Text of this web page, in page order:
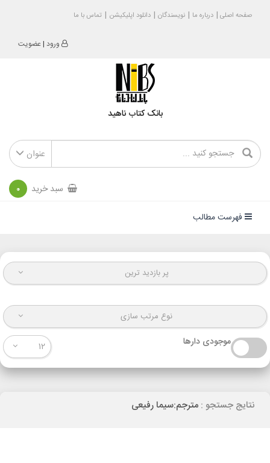
صفحه اصلی درباره ما نویسندگان دانلود اپلیکیشن تماس با ما
ورود |عضویت
بانک کتاب ناهید
عنوان
سبد خرید 0
فهرست مطالب
پر بازدید ترین
نوع مرتب سازی
موجودی دارها 12
نتایج جستجو : مترجم:سیما رفیعی